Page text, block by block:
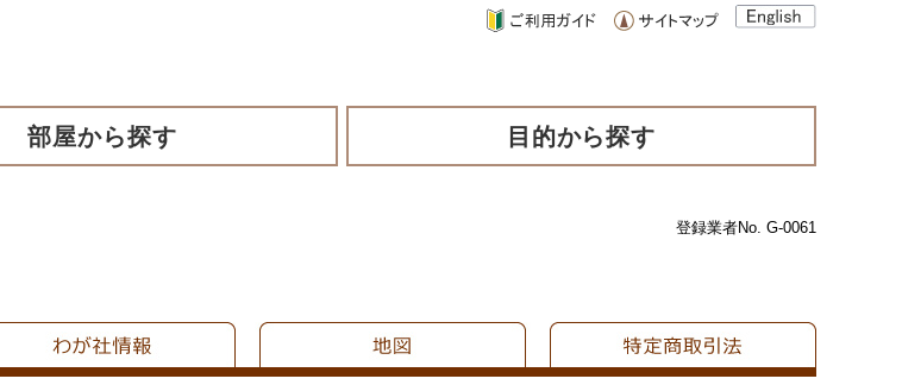
部屋から探す 目的から探す
登録業者No. G-0061